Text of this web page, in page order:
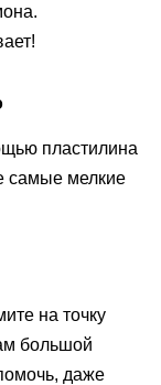
пластилина
самые мелкие
на точку
большой
даже